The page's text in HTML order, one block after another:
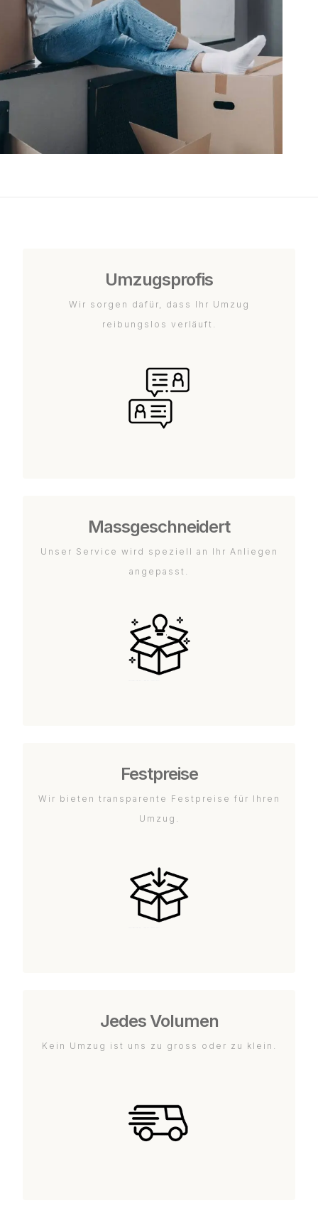
Umzugsprofis
Wir sorgen dafür, dass Ihr Umzug
reibungslos verläuft.
Massgeschneidert
Unser Service wird speziell an Ihr Anliegen
angepasst.
Festpreise
Wir bieten transparente Festpreise für Ihren
Umzug.
Jedes Volumen
Kein Umzug ist uns zu gross oder zu klein.